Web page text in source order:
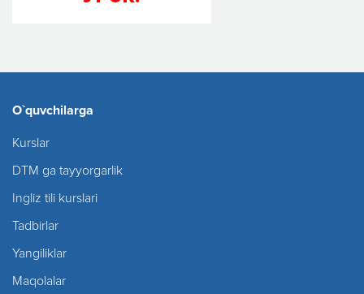
O`quvchilarga
Kurslar
DTM ga tayyorgarlik
Ingliz tili kurslari
Tadbirlar
Yangiliklar
Maqolalar